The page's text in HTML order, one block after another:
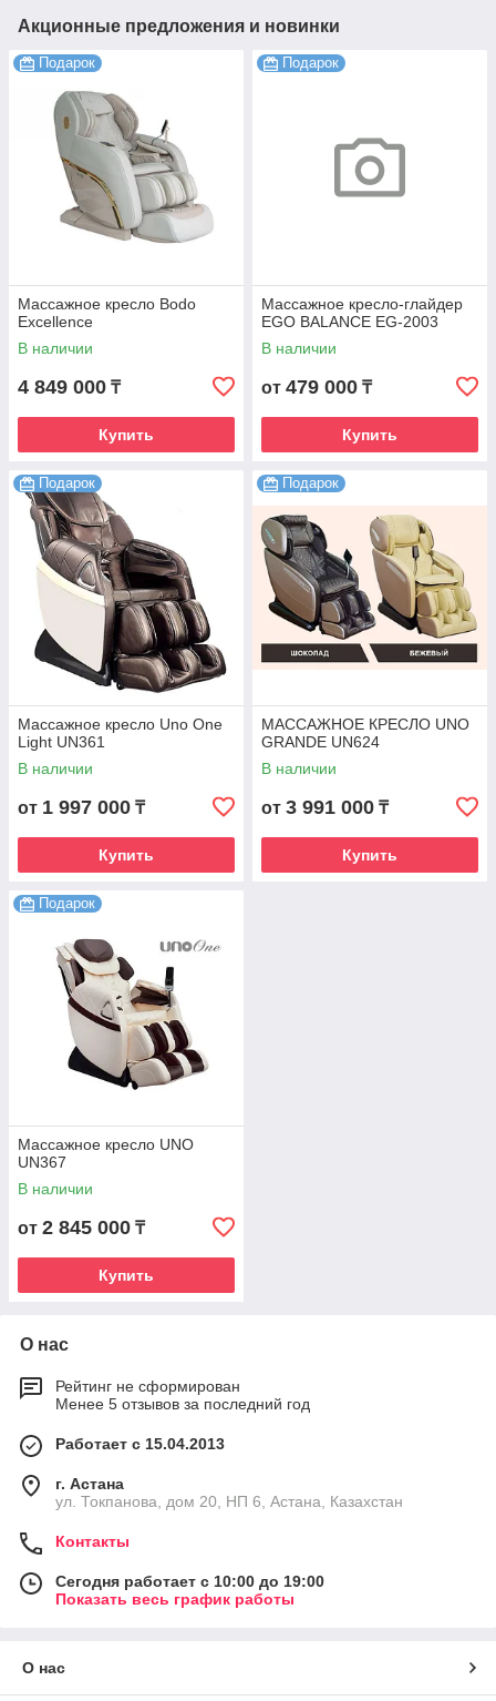
Акционные предложения и новинки
Подарок
Массажное кресло Bodo
Excellence
В наличии
4 849 000 ₸
Купить
Подарок
Массажное кресло-глайдер
EGO BALANCE EG-2003
В наличии
от 479 000 ₸
Купить
Подарок
Массажное кресло Uno One
Light UN361
В наличии
от 1 997 000 ₸
Купить
Подарок
МАССАЖНОЕ КРЕСЛО UNO
GRANDE UN624
В наличии
от 3 991 000 ₸
Купить
Подарок
Массажное кресло UNO
UN367
В наличии
от 2 845 000 ₸
Купить
О нас
Рейтинг не сформирован
Менее 5 отзывов за последний год
Работает с 15.04.2013
г. Астана
ул. Токпанова, дом 20, НП 6, Астана, Казахстан
Контакты
Сегодня работает с 10:00 до 19:00
Показать весь график работы
О нас